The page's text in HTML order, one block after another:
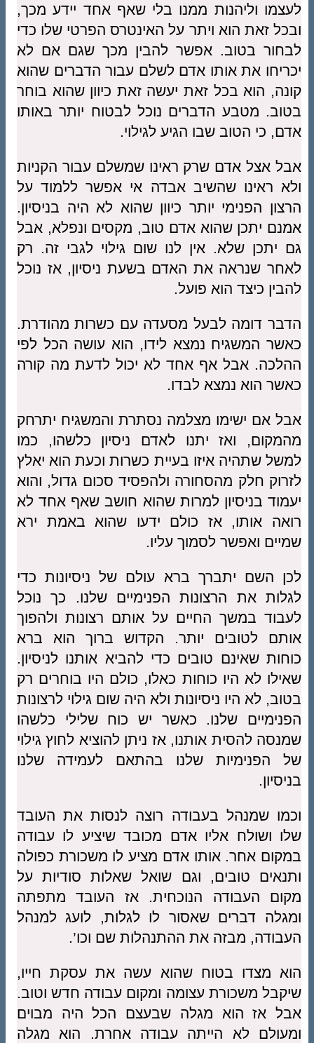
לעצמו וליהנות ממנו בלי שאף אחד יידע מכך,
ובכל זאת הוא ויתר על האינטרס הפרטי שלו כדי
לבחור בטוב. אפשר להבין מכך שגם אם לא
יכריחו את אותו אדם לשלם עבור הדברים שהוא
קונה, הוא בכל זאת יעשה זאת כיוון שהוא בוחר
בטוב. מטבע הדברים נוכל לבטוח יותר באותו
אדם, כי הטוב שבו הגיע לגילוי.
אבל אצל אדם שרק ראינו שמשלם עבור הקניות
ולא ראינו שהשיב אבדה אי אפשר ללמוד על
הרצון הפנימי יותר כיוון שהוא לא היה בניסיון.
אמנם יתכן שהוא אדם טוב, מקסים ונפלא, אבל
גם יתכן שלא. אין לנו שום גילוי לגבי זה. רק
לאחר שנראה את האדם בשעת ניסיון, אז נוכל
להבין כיצד הוא פועל.
הדבר דומה לבעל מסעדה עם כשרות מהודרת.
כאשר המשגיח נמצא לידו, הוא עושה הכל לפי
ההלכה. אבל אף אחד לא יכול לדעת מה קורה
כאשר הוא נמצא לבדו.
אבל אם ישימו מצלמה נסתרת והמשגיח יתרחק
מהמקום, ואז יתנו לאדם ניסיון כלשהו, כמו
למשל שתהיה איזו בעיית כשרות וכעת הוא יאלץ
לזרוק חלק מהסחורה ולהפסיד סכום גדול, והוא
יעמוד בניסיון למרות שהוא חושב שאף אחד לא
רואה אותו, אז כולם ידעו שהוא באמת ירא
שמיים ואפשר לסמוך עליו.
לכן השם יתברך ברא עולם של ניסיונות כדי
לגלות את הרצונות הפנימיים שלנו. כך נוכל
לעבוד במשך החיים על אותם רצונות ולהפוך
אותם לטובים יותר. הקדוש ברוך הוא ברא
כוחות שאינם טובים כדי להביא אותנו לניסיון.
שאילו לא היו כוחות כאלו, כולם היו בוחרים רק
בטוב, לא היו ניסיונות ולא היה שום גילוי לרצונות
הפנימיים שלנו. כאשר יש כוח שלילי כלשהו
שמנסה להסית אותנו, אז ניתן להוציא לחוץ גילוי
של הפנימיות שלנו בהתאם לעמידה שלנו
בניסיון.
וכמו שמנהל בעבודה רוצה לנסות את העובד
שלו ושולח אליו אדם מכובד שיציע לו עבודה
במקום אחר. אותו אדם מציע לו משכורת כפולה
ותנאים טובים, וגם שואל שאלות סודיות על
מקום העבודה הנוכחית. אז העובד מתפתה
ומגלה דברים שאסור לו לגלות, לועג למנהל
העבודה, מבזה את ההתנהלות שם וכו’.
הוא מצדו בטוח שהוא עשה את עסקת חייו,
שיקבל משכורת עצומה ומקום עבודה חדש וטוב.
אבל אז הוא מגלה שבעצם הכל היה מבוים
ומעולם לא הייתה עבודה אחרת. הוא מגלה